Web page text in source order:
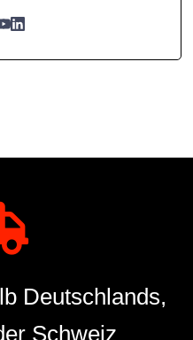
Deutschlands,
Schweiz